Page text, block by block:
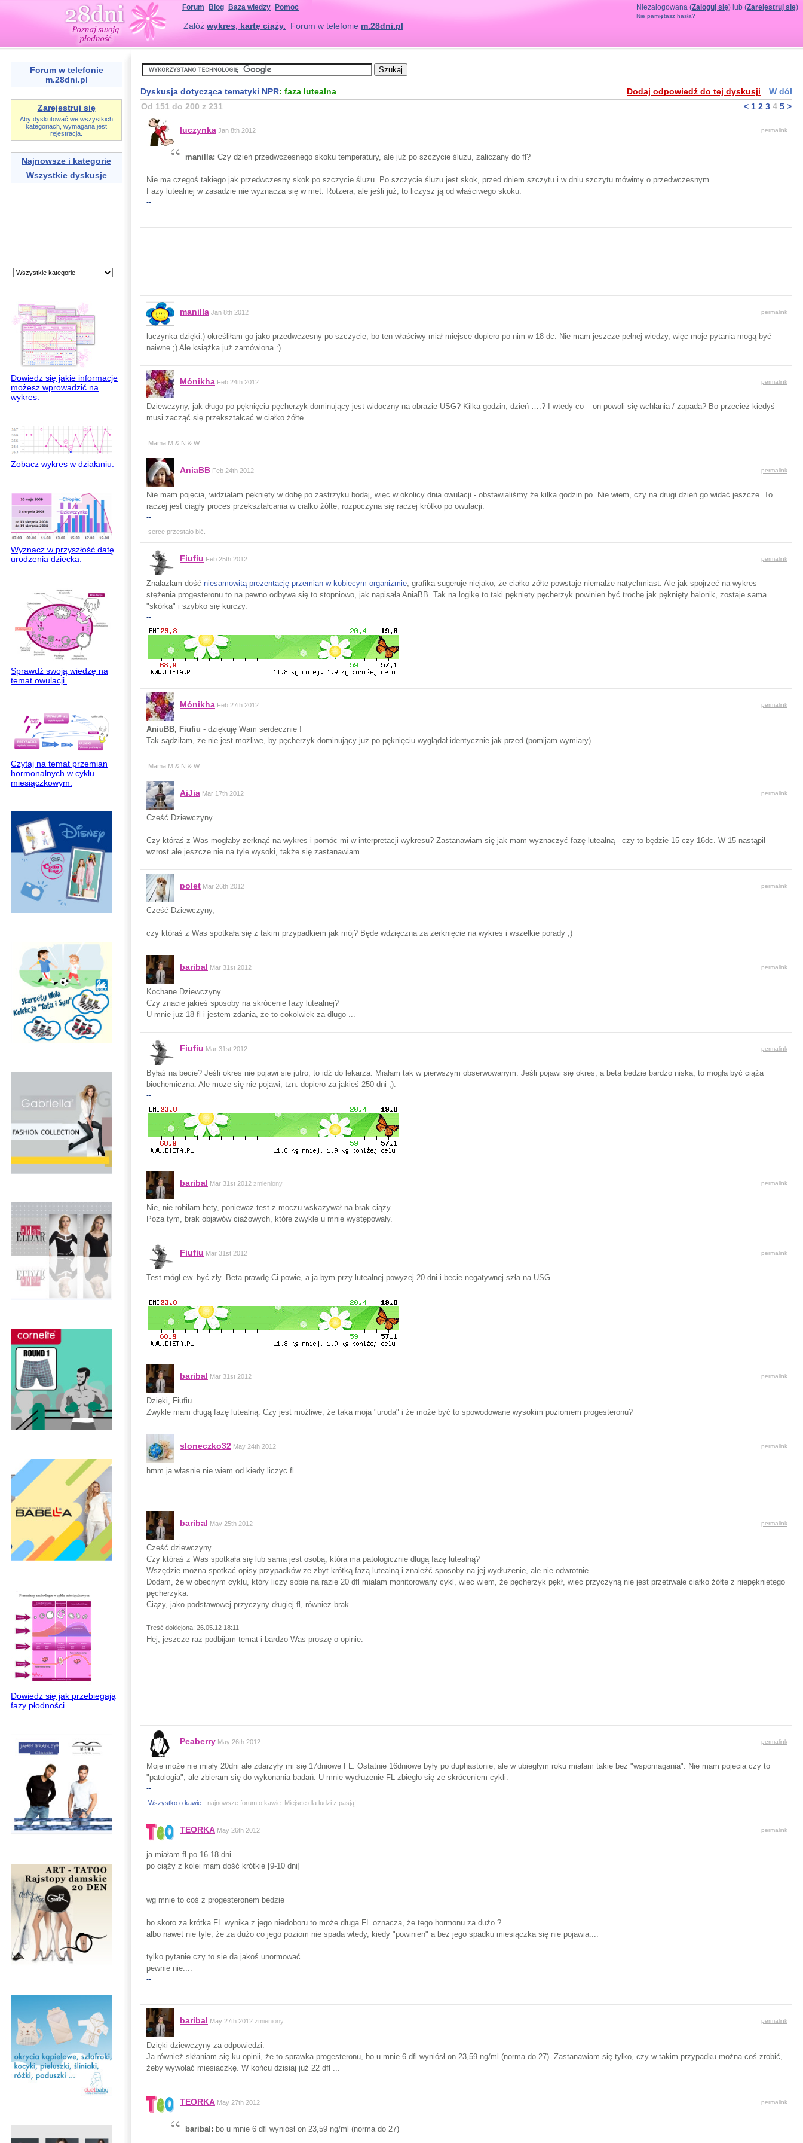
Niezalogowana (Zaloguj się) lub (Zarejestruj się)
Nie pamiętasz hasła?
Forum Blog Baza wiedzy Pomoc
Załóż wykres, kartę ciąży. Forum w telefonie m.28dni.pl
Forum w telefonie
m.28dni.pl
Zarejestruj się
Aby dyskutować we wszystkich
kategoriach, wymagana jest
rejestracja.
Najnowsze i kategorie
Wszystkie dyskusje
Dowiedz się jakie informacje
możesz wprowadzić na
wykres.
Zobacz wykres w działaniu.
Wyznacz w przyszłość datę
urodzenia dziecka.
Sprawdź swoją wiedzę na
temat owulacji.
Czytaj na temat przemian
hormonalnych w cyklu
miesiączkowym.
Dowiedz się jak przebiegają
fazy płodności.
Dyskusja dotycząca tematyki NPR: faza lutealna Dodaj odpowiedź do tej dyskusji
W dół
Od 151 do 200 z 231
< 1 2 3 4 5 >
luczynka Jan 8th 2012 permalink
manilla: Czy dzień przedwczesnego skoku temperatury, ale już po szczycie śluzu, zaliczany do fl?
Nie ma czegoś takiego jak przedwczesny skok po szczycie śluzu. Po szczycie śluzu jest skok, przed dniem szczytu i w dniu szczytu mówimy o przedwczesnym.
Fazy lutealnej w zasadzie nie wyznacza się w met. Rotzera, ale jeśli już, to liczysz ją od właściwego skoku.
--
manilla Jan 8th 2012 permalink
luczynka dzięki:) określiłam go jako przedwczesny po szczycie, bo ten właściwy miał miejsce dopiero po nim w 18 dc. Nie mam jeszcze pełnej wiedzy, więc moje pytania mogą być
naiwne ;) Ale książka już zamówiona :)
Mónikha Feb 24th 2012 permalink
Dziewczyny, jak długo po pęknięciu pęcherzyk dominujący jest widoczny na obrazie USG? Kilka godzin, dzień ….? I wtedy co – on powoli się wchłania / zapada? Bo przecież kiedyś
musi zacząć się przekształcać w ciałko żółte ...
--
Mama M & N & W
AniaBB Feb 24th 2012 permalink
Nie mam pojęcia, widziałam pęknięty w dobę po zastrzyku bodaj, więc w okolicy dnia owulacji - obstawialiśmy że kilka godzin po. Nie wiem, czy na drugi dzień go widać jeszcze. To
raczej jest ciągły proces przekształcania w ciałko żółte, rozpoczyna się raczej krótko po owulacji.
--
serce przestało bić.
Fiufiu Feb 25th 2012 permalink
Znalazłam dość niesamowitą prezentację przemian w kobiecym organizmie, grafika sugeruje niejako, że ciałko żółte powstaje niemalże natychmiast. Ale jak spojrzeć na wykres
stężenia progesteronu to na pewno odbywa się to stopniowo, jak napisała AniaBB. Tak na logikę to taki pęknięty pęcherzyk powinien być trochę jak pęknięty balonik, zostaje sama
"skórka" i szybko się kurczy.
--
Mónikha Feb 27th 2012 permalink
AniuBB, Fiufiu - dziękuję Wam serdecznie !
Tak sądziłam, że nie jest możliwe, by pęcherzyk dominujący już po pęknięciu wyglądał identycznie jak przed (pomijam wymiary).
--
Mama M & N & W
AiJia Mar 17th 2012 permalink
Cześć Dziewczyny
Czy któraś z Was mogłaby zerknąć na wykres i pomóc mi w interpretacji wykresu? Zastanawiam się jak mam wyznaczyć fazę lutealną - czy to będzie 15 czy 16dc. W 15 nastąpił
wzrost ale jeszcze nie na tyle wysoki, także się zastanawiam.
polet Mar 26th 2012 permalink
Cześć Dziewczyny,
czy któraś z Was spotkała się z takim przypadkiem jak mój? Będe wdzięczna za zerknięcie na wykres i wszelkie porady ;)
baribal Mar 31st 2012 permalink
Kochane Dziewczyny.
Czy znacie jakieś sposoby na skrócenie fazy lutealnej?
U mnie już 18 fl i jestem zdania, że to cokolwiek za długo ...
Fiufiu Mar 31st 2012 permalink
Byłaś na becie? Jeśli okres nie pojawi się jutro, to idź do lekarza. Miałam tak w pierwszym obserwowanym. Jeśli pojawi się okres, a beta będzie bardzo niska, to mogła być ciąża
biochemiczna. Ale może się nie pojawi, tzn. dopiero za jakieś 250 dni ;).
--
baribal Mar 31st 2012 zmieniony permalink
Nie, nie robiłam bety, ponieważ test z moczu wskazywał na brak ciąży.
Poza tym, brak objawów ciążowych, które zwykle u mnie występowały.
Fiufiu Mar 31st 2012 permalink
Test mógł ew. być zły. Beta prawdę Ci powie, a ja bym przy lutealnej powyżej 20 dni i becie negatywnej szła na USG.
--
baribal Mar 31st 2012 permalink
Dzięki, Fiufiu.
Zwykle mam długą fazę lutealną. Czy jest możliwe, że taka moja "uroda" i że może być to spowodowane wysokim poziomem progesteronu?
sloneczko32 May 24th 2012 permalink
hmm ja własnie nie wiem od kiedy liczyc fl
--
baribal May 25th 2012 permalink
Cześć dziewczyny.
Czy któraś z Was spotkała się lub sama jest osobą, która ma patologicznie długą fazę lutealną?
Wszędzie można spotkać opisy przypadków ze zbyt krótką fazą lutealną i znaleźć sposoby na jej wydłużenie, ale nie odwrotnie.
Dodam, że w obecnym cyklu, który liczy sobie na razie 20 dfl miałam monitorowany cykl, więc wiem, że pęcherzyk pękł, więc przyczyną nie jest przetrwałe ciałko żółte z niepękniętego
pęcherzyka.
Ciąży, jako podstawowej przyczyny długiej fl, również brak.
Treść doklejona: 26.05.12 18:11
Hej, jeszcze raz podbijam temat i bardzo Was proszę o opinie.
Peaberry May 26th 2012 permalink
Moje może nie miały 20dni ale zdarzyły mi się 17dniowe FL. Ostatnie 16dniowe były po duphastonie, ale w ubiegłym roku miałam takie bez "wspomagania". Nie mam pojęcia czy to
"patologia", ale zbieram się do wykonania badań. U mnie wydłużenie FL zbiegło się ze skróceniem cykli.
--
Wszystko o kawie - najnowsze forum o kawie. Miejsce dla ludzi z pasją!
TEORKA May 26th 2012 permalink
ja miałam fl po 16-18 dni
po ciąży z kolei mam dość krótkie [9-10 dni]
wg mnie to coś z progesteronem będzie
bo skoro za krótka FL wynika z jego niedoboru to może długa FL oznacza, że tego hormonu za dużo ?
albo nawet nie tyle, że za dużo co jego poziom nie spada wtedy, kiedy "powinien" a bez jego spadku miesiączka się nie pojawia....
tylko pytanie czy to sie da jakoś unormować
pewnie nie....
--
baribal May 27th 2012 zmieniony permalink
Dzięki dziewczyny za odpowiedzi.
Ja również skłaniam się ku opinii, że to sprawka progesteronu, bo u mnie 6 dfl wyniósł on 23,59 ng/ml (norma do 27). Zastanawiam się tylko, czy w takim przypadku można coś zrobić,
żeby wywołać miesiączkę. W końcu dzisiaj już 22 dfl ...
TEORKA May 27th 2012 permalink
baribal: bo u mnie 6 dfl wyniósł on 23,59 ng/ml (norma do 27)